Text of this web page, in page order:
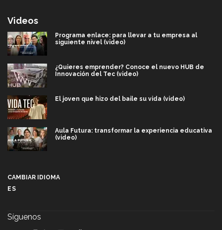
Videos
Programa enlace: para llevar a tu empresa al
siguiente nivel (video)
¿Quieres emprender? Conoce el nuevo HUB de
Innovación del Tec (video)
El joven que hizo del baile su vida (video)
Aula Futura: transformar la experiencia educativa
(video)
CAMBIAR IDIOMA
ES
Síguenos